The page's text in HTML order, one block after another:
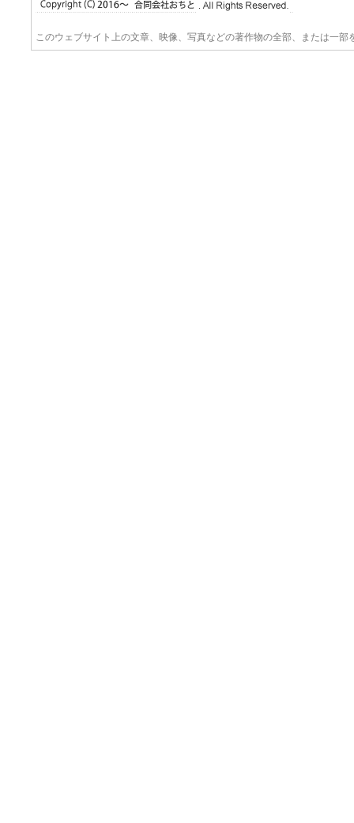
このウェブサイト上の文章、映像、写真などの著作物の全部、または一